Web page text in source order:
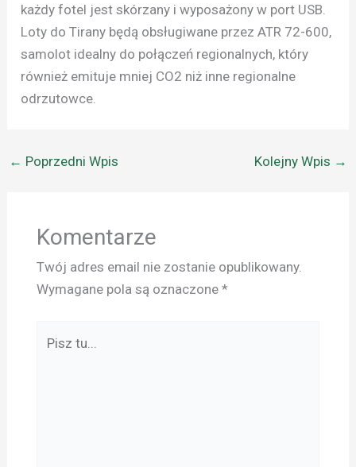
każdy fotel jest skórzany i wyposażony w port USB.
Loty do Tirany będą obsługiwane przez ATR 72-600,
samolot idealny do połączeń regionalnych, który
również emituje mniej CO2 niż inne regionalne
odrzutowce.
← Poprzedni Wpis Kolejny Wpis →
Komentarze
Twój adres email nie zostanie opublikowany.
Wymagane pola są oznaczone *
tu...